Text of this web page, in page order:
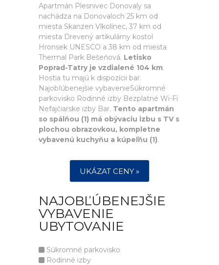
Apartmán Plesnivec Donovaly sa
nachádza na Donovaloch 25 km od
miesta Skanzen Vlkolínec, 37 km od
miesta Drevený artikulárny kostol
Hronsek UNESCO a 38 km od miesta
Thermal Park Bešeňová. Letisko
Poprad-Tatry je vzdialené 104 km.
Hostia tu majú k dispozícii bar.
Najobľúbenejšie vybavenieSúkromné
parkovisko Rodinné izby Bezplatné Wi-Fi
Nefajčiarske izby Bar. Tento apartmán
so spálňou (1) má obývaciu izbu s TV s
plochou obrazovkou, kompletne
vybavenú kuchyňu a kúpeľňu (1).
UKÁZAT CENY »
NAJOBĽÚBENEJŠIE
VYBAVENIE
UBYTOVANIE
Súkromné parkovisko
Rodinné izby